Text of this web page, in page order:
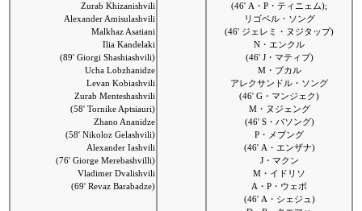
Zurab Khizanishvili
Alexander Amisulashvili
Malkhaz Asatiani
Ilia Kandelaki
(89' Giorgi Shashiashvili)
Ucha Lobzhanidze
Levan Kobiashvili
Zurab Menteshashvili
(58' Tornike Aptsiauri)
Zhano Ananidze
(58' Nikoloz Gelashvili)
Alexander Iashvili
(76' Giorge Merebashvilli)
Vladimer Dvalishvili
(69' Revaz Barabadze)
(46' A・P・ティニェム);
リゴベル・ソング
(46' ジェレミ・ヌジタップ)
N・エンクル
(46' J・マティプ)
M・ブカル
アレクサンドル・ソング
(46' G・マンジェク)
M・ヌジェング
(46' S・バソング)
P・メブング
(46' A・エンザナ)
J・マクン
M・イドリソ
A・P・ウェボ
(46' A・シェジュ)